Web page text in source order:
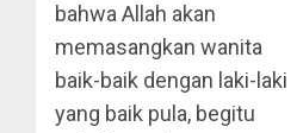
bahwa Allah akan
memasangkan wanita
baik-baik dengan laki-laki
yang baik pula, begitu